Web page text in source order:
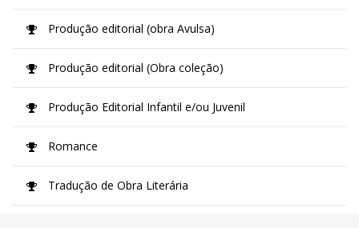
Produção editorial (obra Avulsa)
Produção editorial (Obra coleção)
Produção Editorial Infantil e/ou Juvenil
Romance
Tradução de Obra Literária